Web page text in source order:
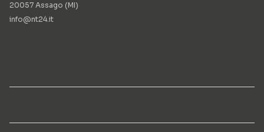
20057 Assago (MI)
info@nt24.it